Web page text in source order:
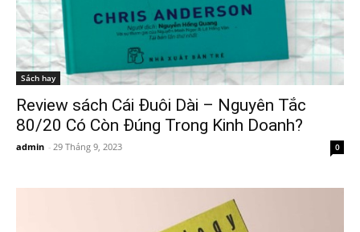
Sách hay
Review sách Cái Đuôi Dài – Nguyên Tắc
80/20 Có Còn Đúng Trong Kinh Doanh?
admin - 29 Tháng 9, 2023 0